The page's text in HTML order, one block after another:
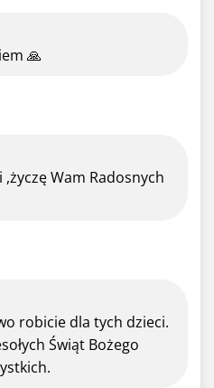
robicie dla tych dzieci.
Świąt Bożego
Wam Radosnych
🙏